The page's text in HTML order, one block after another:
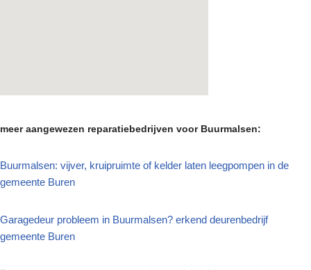
meer aangewezen reparatiebedrijven voor Buurmalsen:
Buurmalsen: vijver, kruipruimte of kelder laten leegpompen in de
gemeente Buren
Garagedeur probleem in Buurmalsen? erkend deurenbedrijf
gemeente Buren